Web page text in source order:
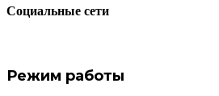
Социальные сети
Режим работы